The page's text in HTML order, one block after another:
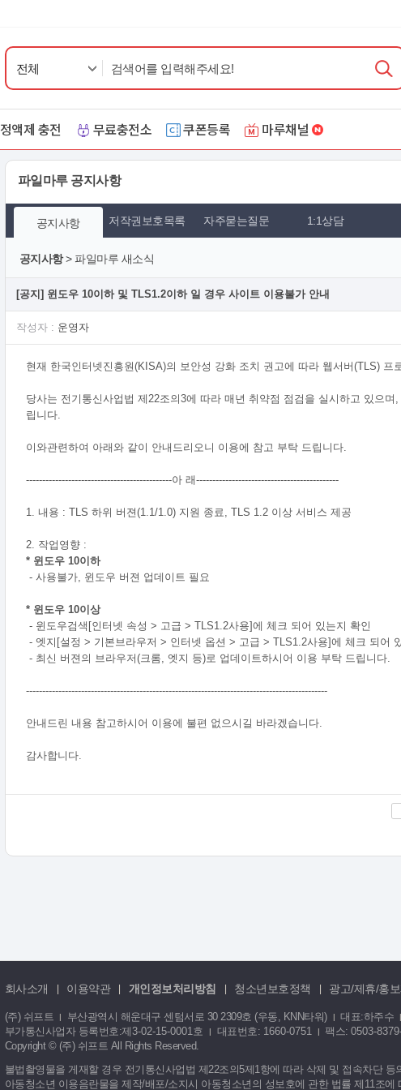
전체
정액제 충전 무료충전소 쿠폰등록 마루채널
파일마루 공지사항
공지사항 저작권보호목록 자주묻는질문 1:1상담
공지사항> 파일마루 새소식
[공지] 윈도우 10이하 및 TLS1.2이하 일 경우 사이트 이용불가 안내
작성자 : 운영자
현재 한국인터넷진흥원(KISA)의 보안성 강화 조치 권고에 따라 웹서버(TLS)
당사는 전기통신사업법 제22조의3에 따라 매년 취약점 점검을 실시하고 있으
립니다.
이와관련하여 아래와 같이 안내드리오니 이용에 참고 부탁 드립니다.
---------------------------------------------아 래--------------------------------------------
1. 내용 : TLS 하위 버젼(1.1/1.0) 지원 종료, TLS 1.2 이상 서비스 제공
2. 작업영향 :
* 윈도우 10이하
- 사용불가, 윈도우 버젼 업데이트 필요
* 윈도우 10이상
- 윈도우검색[인터넷 속성 > 고급 > TLS1.2사용]에 체크 되어 있는지 확인
- 엣지[설정 > 기본브라우저 > 인터넷 옵션 > 고급 > TLS1.2사용]에 체크 되어
- 최신 버젼의 브라우저(크롬, 엣지 등)로 업데이트하시어 이용 부탁 드립니다.
---------------------------------------------------------------------------------------------
안내드린 내용 참고하시어 이용에 불편 없으시길 바라겠습니다.
감사합니다.​
회사소개 이용약관 개인정보처리방침 청소년보호정책 광고/제휴/홍
(주) 쉬프트 | 부산광역시 해운대구 센텀서로 30 2309호 (우동, KNN타워) | 대표:하주수 |
부가통신사업자 등록번호:제3-02-15-0001호 | 대표번호: 1660-0751 | 팩스: 0503-
Copyright © (주) 쉬프트 All Rights Reserved.
불법촬영물을 게재할 경우 전기통신사업법 제22조의5제1항에 따라 삭제 및 접속차단
아동청소년 이용음란물을 제작/배포/소지시 아동청소년의 성보호에 관한 법률 제11조에